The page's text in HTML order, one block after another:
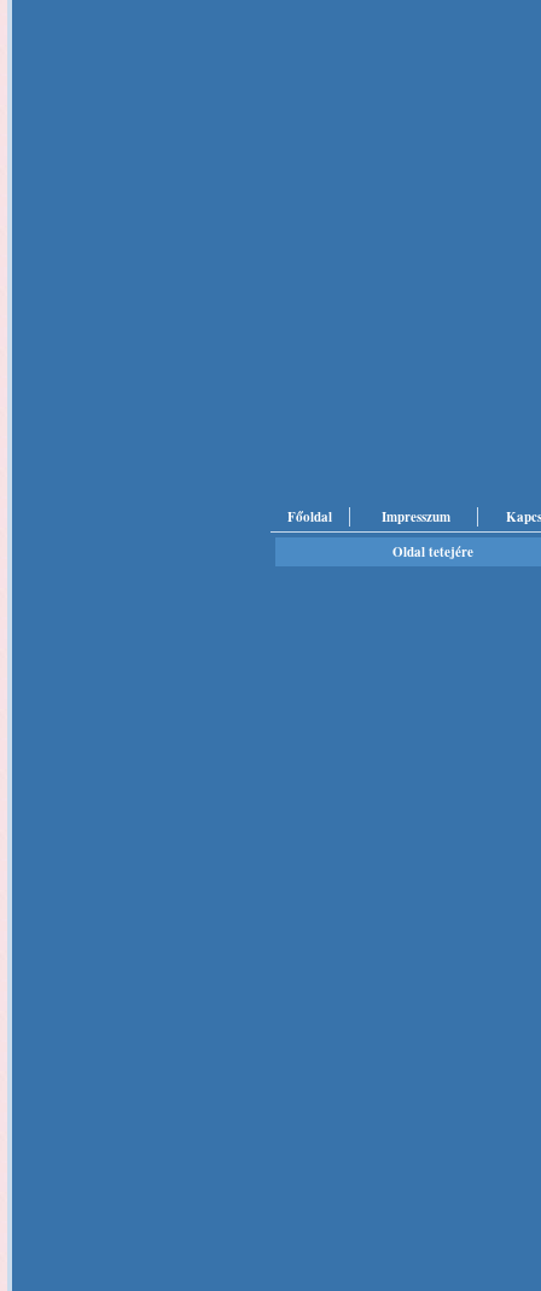
Főoldal Impresszum
Oldal tetejére